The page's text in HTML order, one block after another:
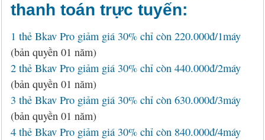
thanh toán trực tuyến:
1 thẻ Bkav Pro giảm giá 30% chỉ còn 220.000đ/1máy
(bản quyền 01 năm)
2 thẻ Bkav Pro giảm giá 30% chỉ còn 440.000đ/2máy
(bản quyền 01 năm)
3 thẻ Bkav Pro giảm giá 30% chỉ còn 630.000đ/3máy
(bản quyền 01 năm)
4 thẻ Bkav Pro giảm giá 30% chỉ còn 840.000đ/4máy